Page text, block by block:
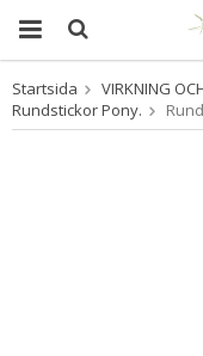
Startsida VIRKNING
Rundstickor Pony.